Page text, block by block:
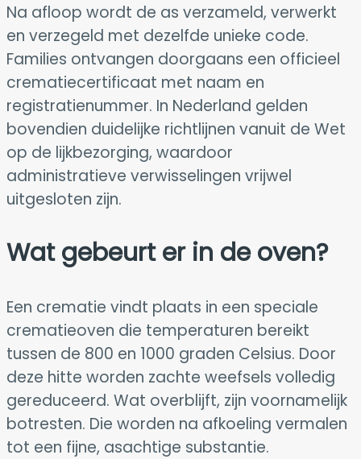
Na afloop wordt de as verzameld, verwerkt
en verzegeld met dezelfde unieke code.
Families ontvangen doorgaans een officieel
crematiecertificaat met naam en
registratienummer. In Nederland gelden
bovendien duidelijke richtlijnen vanuit de Wet
op de lijkbezorging, waardoor
administratieve verwisselingen vrijwel
uitgesloten zijn.
Wat gebeurt er in de oven?
Een crematie vindt plaats in een speciale
crematieoven die temperaturen bereikt
tussen de 800 en 1000 graden Celsius. Door
deze hitte worden zachte weefsels volledig
gereduceerd. Wat overblijft, zijn voornamelijk
botresten. Die worden na afkoeling vermalen
tot een fijne, asachtige substantie.